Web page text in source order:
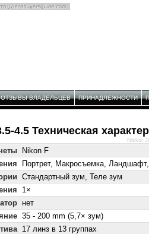
ОТЗЫВЫ ВЛАДЕЛЬЦЕВ ПРИНАДЛЕЖНОСТИ
4.5 Техническая
Nikon F
Портрет, Макросъемка,
Стандартный зум, Теле зум
1×
нет
35 - 200 mm (5,7× зум)
17 линз в 13 группах
Nikkor